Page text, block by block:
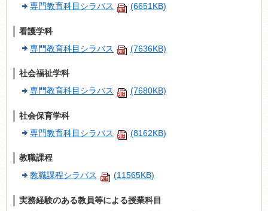
専門教育科目シラバス
(6651KB)
看護学科
専門教育科目シラバス
(7636KB)
社会福祉学科
専門教育科目シラバス
(7680KB)
社会保育学科
専門教育科目シラバス
(8162KB)
教職課程
教職課程シラバス
(11565KB)
実務経験のある教員等による授業科目